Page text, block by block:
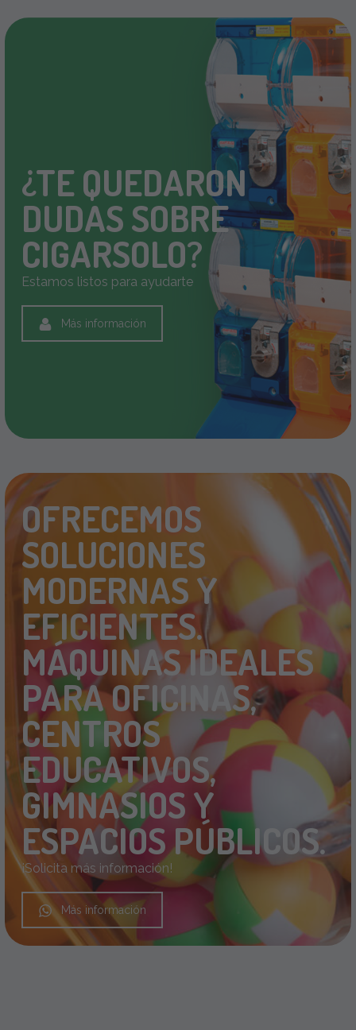
¿TE QUEDARON
DUDAS SOBRE
CIGARSOLO?
Estamos listos para ayudarte
Más información
OFRECEMOS
SOLUCIONES
MODERNAS Y
EFICIENTES.
MÁQUINAS IDEALES
PARA OFICINAS,
CENTROS
EDUCATIVOS,
GIMNASIOS Y
ESPACIOS PÚBLICOS.
¡Solicita más información!
Más información